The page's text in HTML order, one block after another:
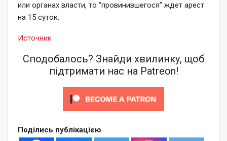
или органах власти, то “провинившегося” ждет арест
на 15 суток.
Источник
Сподобалось? Знайди хвилинку, щоб
підтримати нас на Patreon!
Поділись публікацією